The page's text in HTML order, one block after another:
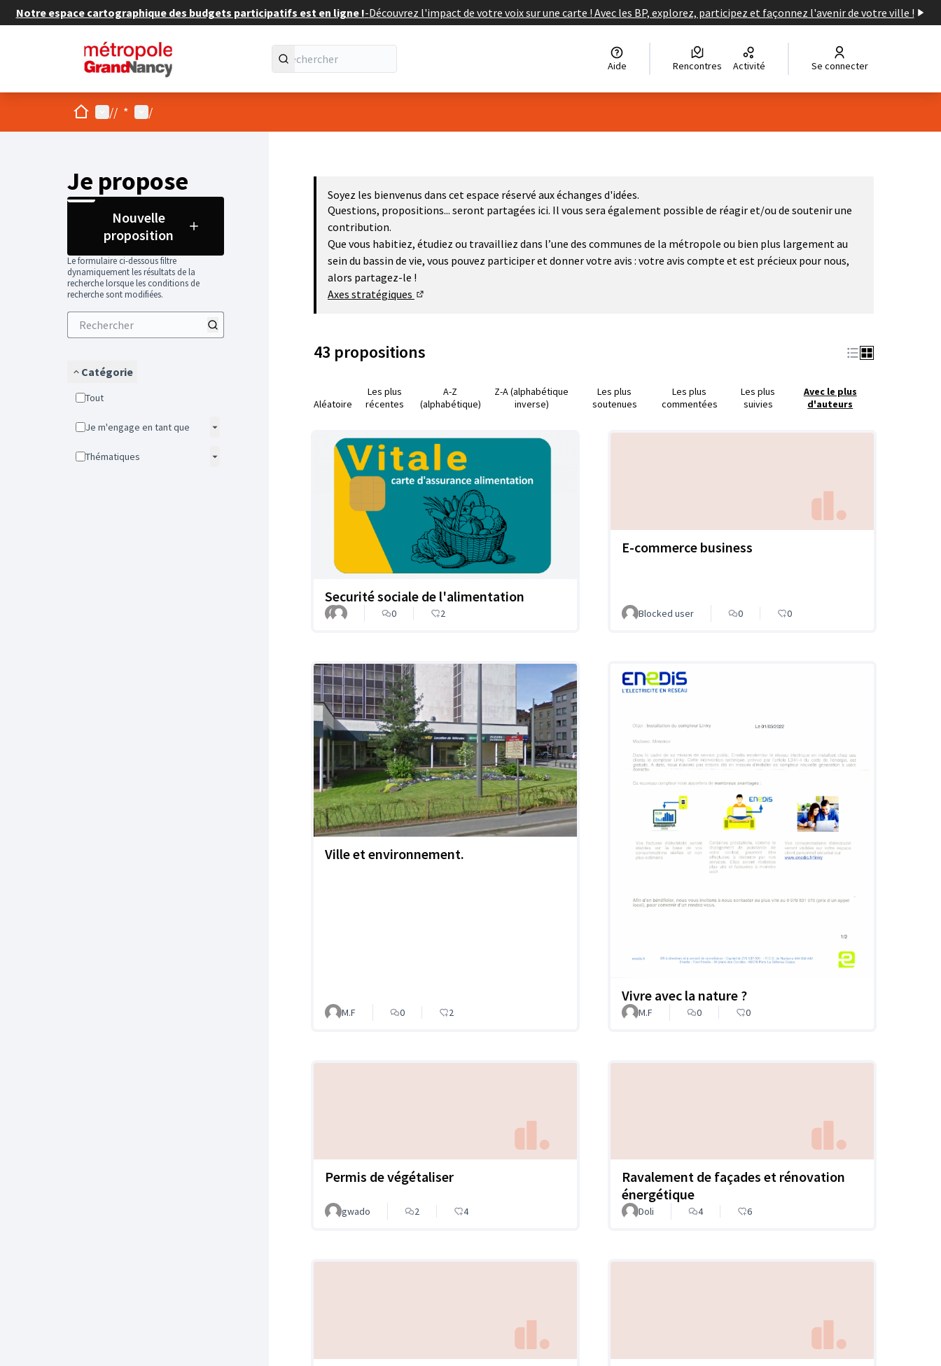
Notre espace cartographique des budgets participatifs est en ligne !-Découvrez l'impact de votre voix sur une carte ! Avec les BP, explorez, participez et façonnez l'avenir de votre ville !
Aide Rencontres Activité Se connecter
AccueilMenu principal
// * Menu utilisateur
/
Je propose
Nouvelle
proposition
Le formulaire ci-dessous filtre
dynamiquement les résultats de la
recherche lorsque les conditions de
recherche sont modifiées.
Catégorie
Tout
Je m'engage en tant que
Thématiques
Soyez les bienvenus dans cet espace réservé aux échanges d'idées.
Questions, propositions... seront partagées ici. Il vous sera également possible de réagir et/ou de soutenir une
contribution.
Que vous habitiez, étudiez ou travailliez dans l’une des communes de la métropole ou bien plus largement au
sein du bassin de vie, vous pouvez participer et donner votre avis : votre avis compte et est précieux pour nous,
alors partagez-le !
Axes stratégiques
43 propositions
Aléatoire
Les plus
récentes
A-Z
(alphabétique)
Z-A (alphabétique
inverse)
Les plus
soutenues
Les plus
commentées
Les plus
suivies
Avec le plus
d'auteurs
Securité sociale de l'alimentation
0 2
E-commerce business
Blocked user 0 0
Ville et environnement.
M.F 0 2
Vivre avec la nature ?
M.F 0 0
Permis de végétaliser
gwado 2 4
Ravalement de façades et rénovation
énergétique
Doli 4 6